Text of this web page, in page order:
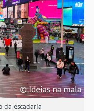
da escadaria